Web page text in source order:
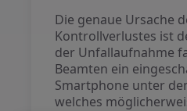
Die genaue Ursache
Kontrollverlustes ist
der Unfallaufnahme
Beamten ein
Smartphone unter
welches